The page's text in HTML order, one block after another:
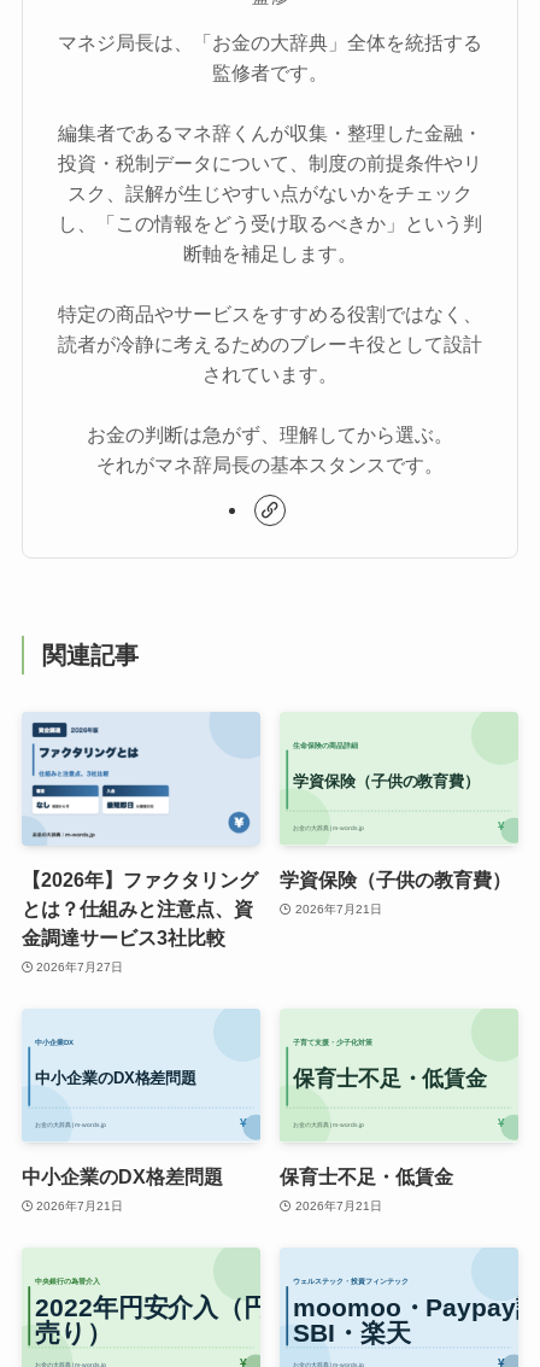
マネジ局長は、「お金の大辞典」全体を統括する
監修者です。
編集者であるマネ辞くんが収集・整理した金融・
投資・税制データについて、制度の前提条件やリ
スク、誤解が生じやすい点がないかをチェック
し、「この情報をどう受け取るべきか」という判
断軸を補足します。
特定の商品やサービスをすすめる役割ではなく、
読者が冷静に考えるためのブレーキ役として設計
されています。
お金の判断は急がず、理解してから選ぶ。
それがマネ辞局長の基本スタンスです。
関連記事
【2026年】ファクタリング
とは？仕組みと注意点、資
金調達サービス3社比較
2026年7月27日
学資保険（子供の教育費）
2026年7月21日
中小企業のDX格差問題
2026年7月21日
保育士不足・低賃金
2026年7月21日